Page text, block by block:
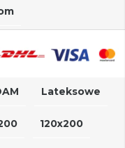
Lateksowe
120x200